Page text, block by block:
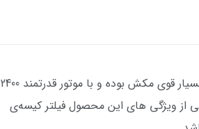
جارو برقی پارس خزر مدل Turbo 2500WSاین دستگاه از نوع جاروهای کیسه‌ دار می باشد و با برخورداری از سیستم بسیار قوی مکش بوده و با موتور قدرتمند 2400
از ویژگی های این محصول فیلتر کیسه‌ی